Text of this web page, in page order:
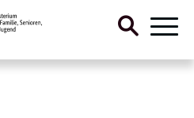
Suche
Menü